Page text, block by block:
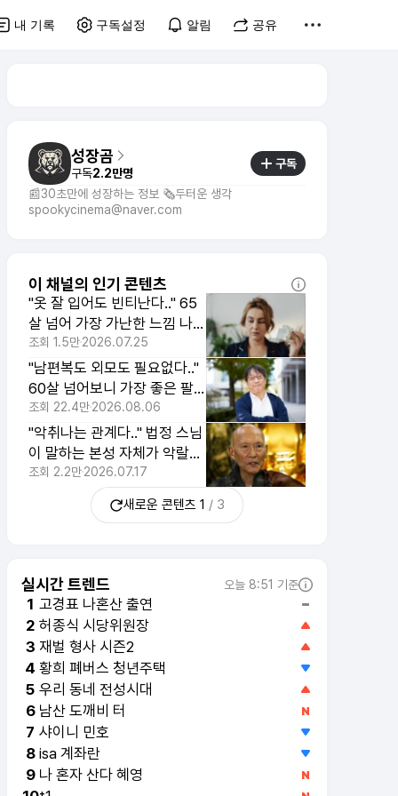
내 기록 구독설정 알림 공유
성장곰
구독2.2만명
구독
📰30초만에 성장하는 정보 🗞️두터운 생각
spookycinema@naver.com
이 채널의 인기 콘텐츠
"옷 잘 입어도 빈티난다.." 65
살 넘어 가장 가난한 느낌 나는
사람 특징 1위
조회 1.5만2026.07.25
"남편복도 외모도 필요없다.."
60살 넘어보니 가장 좋은 팔
자인 친구 유형 1위
조회 22.4만2026.08.06
"악취나는 관계다.." 법정 스님
이 말하는 본성 자체가 악랄한
티나는 사람의 특징 4가지
조회 2.2만2026.07.17
새로운 콘텐츠 1 / 3
실시간 트렌드 오늘 8:51 기준
1 고경표 나혼산 출연
2 허종식 시당위원장
3 재벌 형사 시즌2
4 황희 폐버스 청년주택
5 우리 동네 전성시대
6 남산 도깨비 터
7 샤이니 민호
8 isa 계좌란
9 나 혼자 산다 혜영